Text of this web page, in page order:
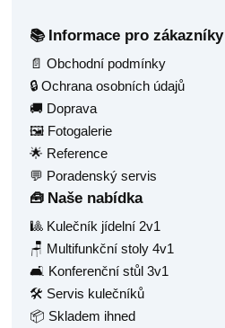
📚 Informace pro zákazníky
📄 Obchodní podmínky
🔒 Ochrana osobních údajů
🚚 Doprava
🖼️ Fotogalerie
🌟 Reference
💬 Poradenský servis
🧰 Naše nabídka
🎱 Kulečník jídelní 2v1
🪑 Multifunkční stoly 4v1
🛋️ Konferenční stůl 3v1
🛠️ Servis kulečníků
📦 Skladem ihned